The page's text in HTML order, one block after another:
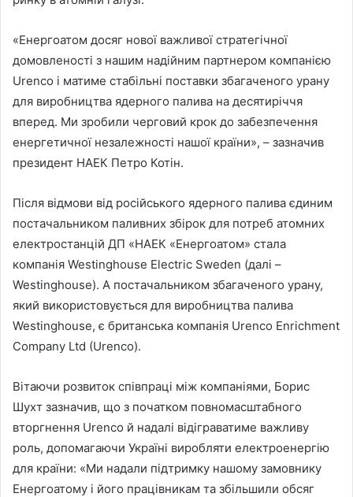
«Енергоатом досяг нової важливої стратегічної
домовленості з нашим надійним партнером компанією
Urenco і матиме стабільні поставки збагаченого урану
для виробництва ядерного палива на десятиріччя
вперед. Ми зробили черговий крок до забезпечення
енергетичної незалежності нашої країни», – зазначив
президент НАЕК Петро Котін.
Після відмови від російського ядерного палива єдиним
постачальником паливних збірок для потреб атомних
електростанцій ДП «НАЕК «Енергоатом» стала
компанія Westinghouse Electric Sweden (далі –
Westinghouse). А постачальником збагаченого урану,
який використовується для виробництва палива
Westinghouse, є британська компанія Urenco Enrichment
Company Ltd (Urenco).
Вітаючи розвиток співпраці між компаніями, Борис
Шухт зазначив, що з початком повномасштабного
вторгнення Urenco й надалі відіграватиме важливу
роль, допомагаючи Україні виробляти електроенергію
для країни: «Ми надали підтримку нашому замовнику
Енергоатому і його працівникам та збільшили обсяг